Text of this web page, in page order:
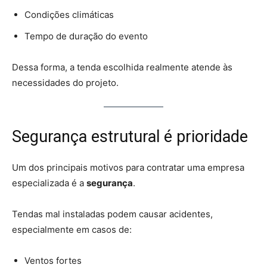
Condições climáticas
Tempo de duração do evento
Dessa forma, a tenda escolhida realmente atende às
necessidades do projeto.
Segurança estrutural é prioridade
Um dos principais motivos para contratar uma empresa
especializada é a segurança.
Tendas mal instaladas podem causar acidentes,
especialmente em casos de:
Ventos fortes